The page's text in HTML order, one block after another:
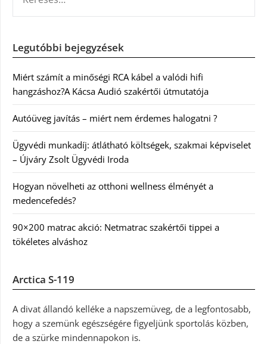
Legutóbbi bejegyzések
Miért számít a minőségi RCA kábel a valódi hifi
hangzáshoz?A Kácsa Audió szakértői útmutatója
Autóüveg javítás – miért nem érdemes halogatni ?
Ügyvédi munkadíj: átlátható költségek, szakmai képviselet
– Újváry Zsolt Ügyvédi Iroda
Hogyan növelheti az otthoni wellness élményét a
medencefedés?
90×200 matrac akció: Netmatrac szakértői tippei a
tökéletes alváshoz
Arctica S-119
A divat állandó kelléke a napszemüveg, de a legfontosabb,
hogy a szemünk egészségére figyeljünk sportolás közben,
de a szürke mindennapokon is.